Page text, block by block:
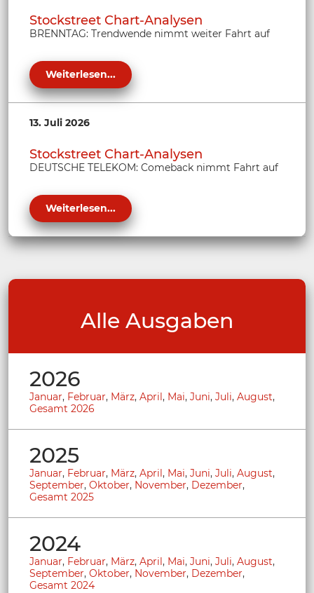
Stockstreet Chart-Analysen
BRENNTAG: Trendwende nimmt weiter Fahrt auf
Weiterlesen...
13. Juli 2026
Stockstreet Chart-Analysen
DEUTSCHE TELEKOM: Comeback nimmt Fahrt auf
Weiterlesen...
Alle Ausgaben
2026
Januar, Februar, März, April, Mai, Juni, Juli, August,
Gesamt 2026
2025
Januar, Februar, März, April, Mai, Juni, Juli, August,
September, Oktober, November, Dezember,
Gesamt 2025
2024
Januar, Februar, März, April, Mai, Juni, Juli, August,
September, Oktober, November, Dezember,
Gesamt 2024